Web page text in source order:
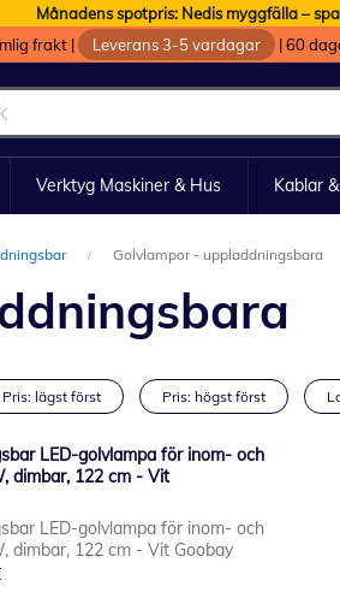
Månadens spotpris: Nedis myggfälla –
frakt | Leverans 3-5 vardagar |60
Verktyg Maskiner & Hus Kablar
Golvlampor - uppladdningsbara
Pris: lägst först Pris: högst först
LED-golvlampa för inom- och
dimbar, 122 cm - Vit
LED-golvlampa för inom- och
dimbar, 122 cm - Vit Goobay